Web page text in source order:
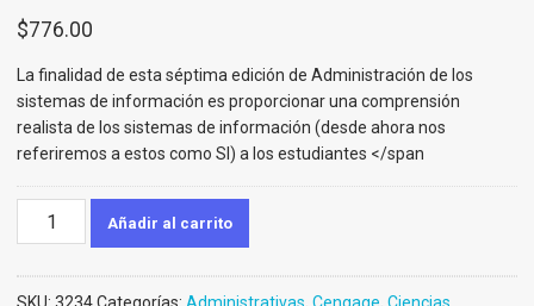
$776.00
La finalidad de esta séptima edición de Administración de los
sistemas de información es proporcionar una comprensión
realista de los sistemas de información (desde ahora nos
referiremos a estos como SI) a los estudiantes </span
Administración
Añadir al carrito